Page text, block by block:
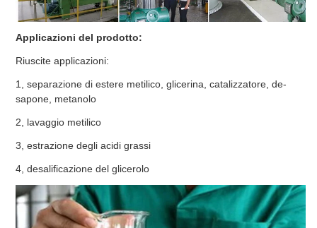
Applicazioni del prodotto:
Riuscite applicazioni:
1, separazione di estere metilico, glicerina, catalizzatore, de-
sapone, metanolo
2, lavaggio metilico
3, estrazione degli acidi grassi
4, desalificazione del glicerolo